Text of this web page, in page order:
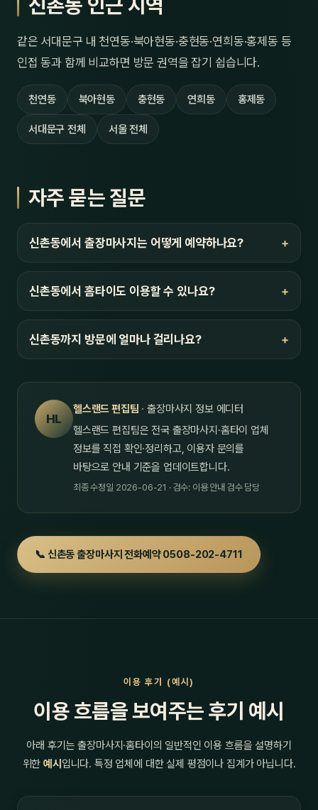
신촌동 인근 지역
같은 서대문구 내 천연동·북아현동·충현동·연희동·홍제동 등
인접 동과 함께 비교하면 방문 권역을 잡기 쉽습니다.
천연동 북아현동 충현동 연희동 홍제동
서대문구 전체 서울 전체
자주 묻는 질문
신촌동에서 출장마사지는 어떻게 예약하나요?
신촌동에서 홈타이도 이용할 수 있나요?
신촌동까지 방문에 얼마나 걸리나요?
HL
헬스랜드 편집팀 · 출장마사지 정보 에디터
헬스랜드 편집팀은 전국 출장마사지·홈타이 업체
정보를 직접 확인·정리하고, 이용자 문의를
바탕으로 안내 기준을 업데이트합니다.
최종 수정일 2026-06-21 · 검수: 이용 안내 검수 담당
📞 신촌동 출장마사지 전화예약 0508-202-4711
이용 후기 (예시)
이용 흐름을 보여주는 후기 예시
아래 후기는 출장마사지·홈타이의 일반적인 이용 흐름을 설명하기
위한예시 입니다. 특정 업체에 대한 실제 평점이나 집계가 아닙니다.